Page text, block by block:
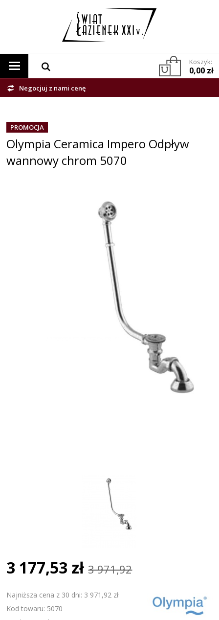
Koszyk:
0,00 zł
Negocjuj z nami cenę
PROMOCJA
Olympia Ceramica Impero Odpływ
wannowy chrom 5070
3 177,53 zł 3 971,92
Najniższa cena z 30 dni: 3 971,92 zł
Kod towaru: 5070